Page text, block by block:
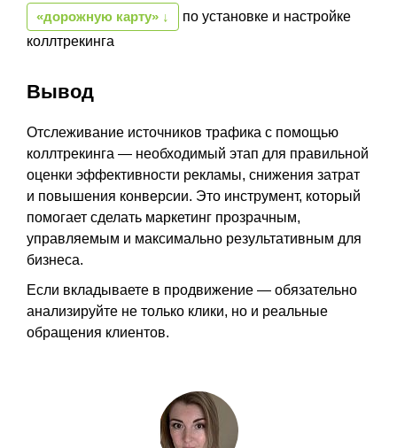
«дорожную карту» ↓
по установке и настройке
коллтрекинга
Вывод
Отслеживание источников трафика с помощью
коллтрекинга — необходимый этап для правильной
оценки эффективности рекламы, снижения затрат
и повышения конверсии. Это инструмент, который
помогает сделать маркетинг прозрачным,
управляемым и максимально результативным для
бизнеса.
Если вкладываете в продвижение — обязательно
анализируйте не только клики, но и реальные
обращения клиентов.